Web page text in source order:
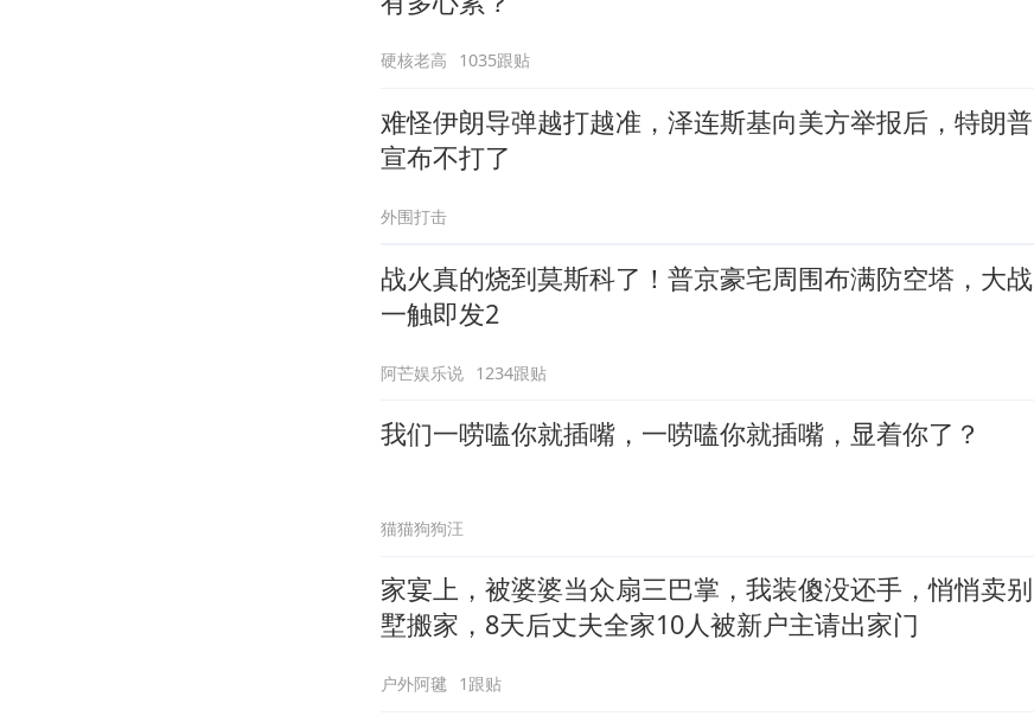
硬核老高 1035跟贴
难怪伊朗导弹越打越准，泽连斯基向美方举报后，特朗普
宣布不打了
外围打击
战火真的烧到莫斯科了！普京豪宅周围布满防空塔，大战
一触即发2
阿芒娱乐说 1234跟贴
我们一唠嗑你就插嘴，一唠嗑你就插嘴，显着你了？
猫猫狗狗汪
家宴上，被婆婆当众扇三巴掌，我装傻没还手，悄悄卖别
墅搬家，8天后丈夫全家10人被新户主请出家门
户外阿毽 1跟贴